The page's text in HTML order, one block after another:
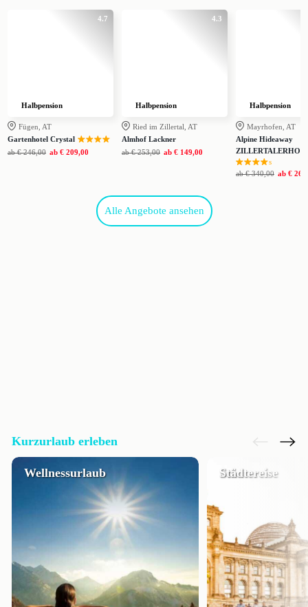
4.7
Halbpension
Fügen, AT
Gartenhotel Crystal
ab € 246,00 ab € 209,00
4.3
Halbpension
Ried im Zillertal, AT
Almhof Lackner
ab € 253,00 ab € 149,00
Halbpension
Mayrhofen, AT
Alpine Hideaway
ZILLERTALERHOF
s
ab € 340,00 ab €
Alle Angebote ansehen
Kurzurlaub erleben
Wellnessurlaub Städtereise